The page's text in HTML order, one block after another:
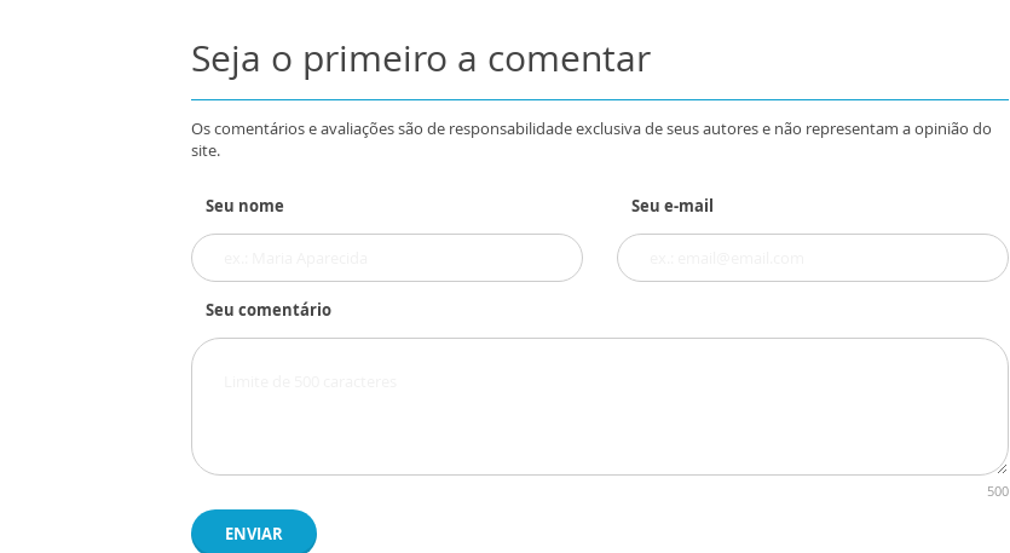
Seja o primeiro a comentar
Os comentários e avaliações são de responsabilidade exclusiva de seus autores e não representam a opinião do
site.
Seu nome Seu e-mail
Seu comentário
500
ENVIAR